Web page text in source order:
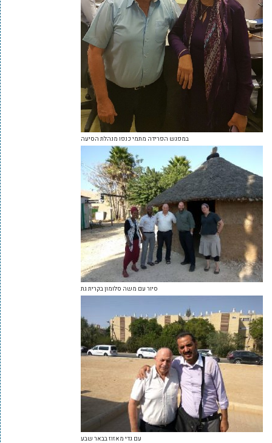
במפגש הפרידה מתמי כנפו מנהלת הסיעה
סיור עם משה סלומון בקרית גת
עם גדי מאזוז בבאר שבע